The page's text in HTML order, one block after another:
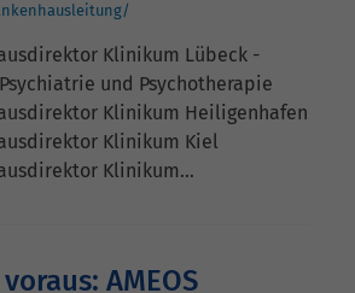
Klinikum Lübeck -
und Psychotherapie
Klinikum Heiligenhafen
Klinikum Kiel
Klinikum…
AMEOS